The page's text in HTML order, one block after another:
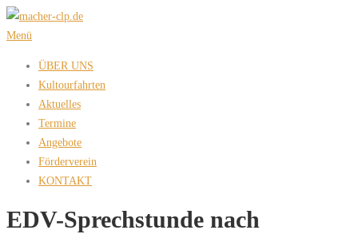
Zum
Inhalt
Menü
ÜBER UNS
Kultourfahrten
Aktuelles
Termine
Angebote
Förderverein
KONTAKT
EDV-Sprechstunde nach